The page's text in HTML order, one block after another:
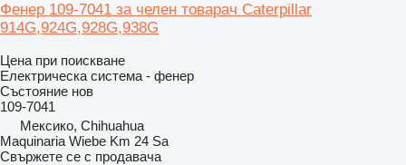
Фенер 109-7041 за челен товарач Caterpillar
914G,924G,928G,938G
Цена при поискване
Електрическа система - фенер
Състояние нов
109-7041
Мексико, Chihuahua
Maquinaria Wiebe Km 24 Sa
Свържете се с продавача